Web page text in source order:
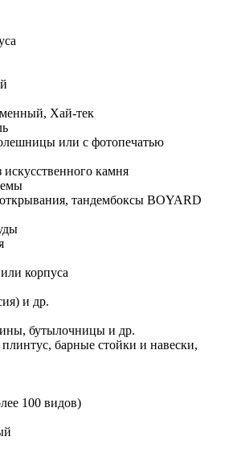
Хай-тек
или с фотопечатью
искусственного камня
тандембоксы BOYARD
корпуса
и др.
бутылочницы и др.
барные стойки и навески,
100 видов)